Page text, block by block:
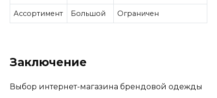
Ассортимент Большой Ограничен
Заключение
Выбор интернет-магазина брендовой одежды